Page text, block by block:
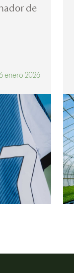
de
enero 2026